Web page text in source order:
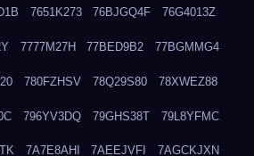
7651K273 76BJGQ4F 76G4013Z
7777M27H 77BED9B2 77BGMMG4
780FZHSV 78Q29S80 78XWEZ88
796YV3DQ 79GHS38T 79L8YFMC
7A7E8AHI 7AEEJVFI 7AGCKJXN